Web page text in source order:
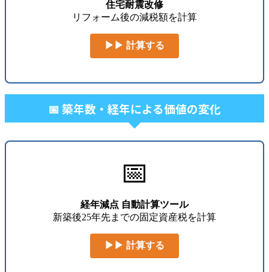
住宅耐震改修
リフォーム後の減税額を計算
▶▶ 計算する
📅 築年数・経年による価値の変化
📅
経年減点 自動計算ツール
新築後25年先までの固定資産税を計算
▶▶ 計算する